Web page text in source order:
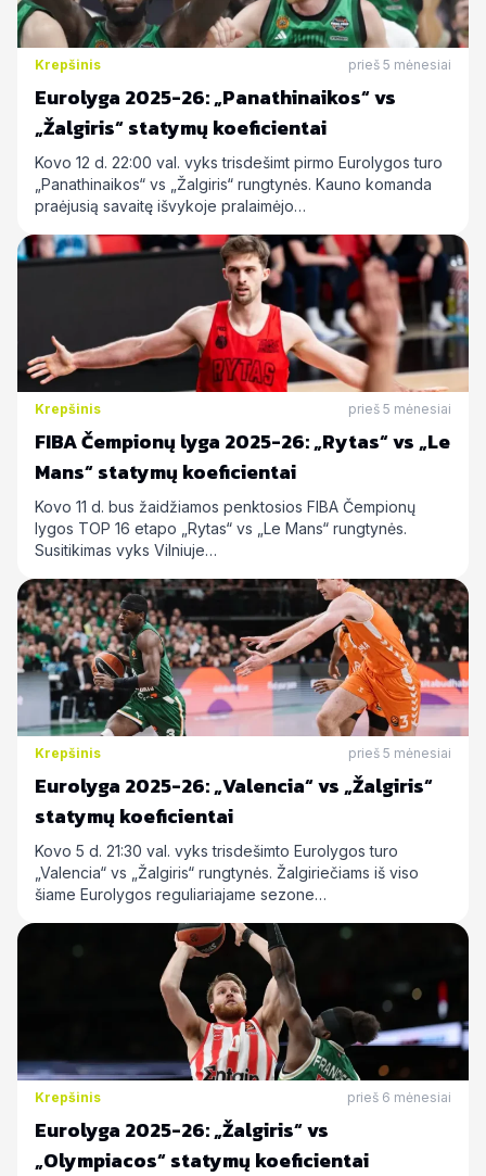
Krepšinis prieš 5 mėnesiai
Eurolyga 2025-26: „Panathinaikos“ vs
„Žalgiris“ statymų koeficientai
Kovo 12 d. 22:00 val. vyks trisdešimt pirmo Eurolygos turo
„Panathinaikos“ vs „Žalgiris“ rungtynės. Kauno komanda
praėjusią savaitę išvykoje pralaimėjo…
Krepšinis prieš 5 mėnesiai
FIBA Čempionų lyga 2025-26: „Rytas“ vs „Le
Mans“ statymų koeficientai
Kovo 11 d. bus žaidžiamos penktosios FIBA Čempionų
lygos TOP 16 etapo „Rytas“ vs „Le Mans“ rungtynės.
Susitikimas vyks Vilniuje…
Krepšinis prieš 5 mėnesiai
Eurolyga 2025-26: „Valencia“ vs „Žalgiris“
statymų koeficientai
Kovo 5 d. 21:30 val. vyks trisdešimto Eurolygos turo
„Valencia“ vs „Žalgiris“ rungtynės. Žalgiriečiams iš viso
šiame Eurolygos reguliariajame sezone…
Krepšinis prieš 6 mėnesiai
Eurolyga 2025-26: „Žalgiris“ vs
„Olympiacos“ statymų koeficientai